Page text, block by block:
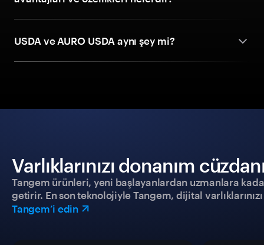
USDA ve AURO USDA aynı şey mi?
Varlıklarınızı donanım
Tangem ürünleri, yeni başlayanlardan uzmanlara
getirir. En son teknolojiyle Tangem, dijital
Tangem’i edin